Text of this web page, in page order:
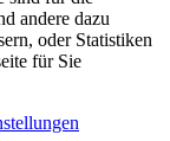
andere dazu
oder Statistiken
für Sie